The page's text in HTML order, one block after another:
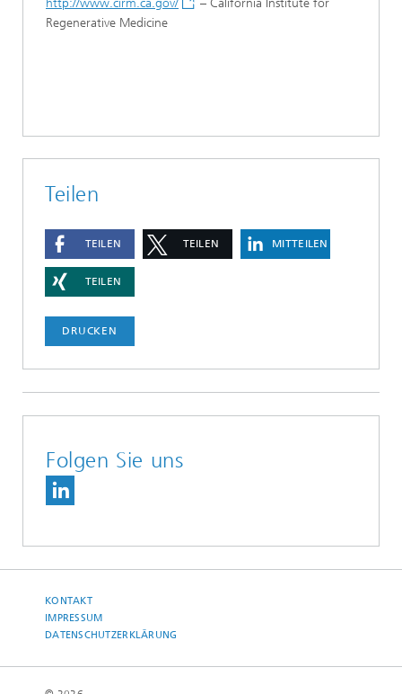
Regenerative Medicine
Teilen
TEILEN TEILEN MITTEILEN
TEILEN
DRUCKEN
Folgen Sie uns
KONTAKT
IMPRESSUM
DATENSCHUTZERKLÄRUNG